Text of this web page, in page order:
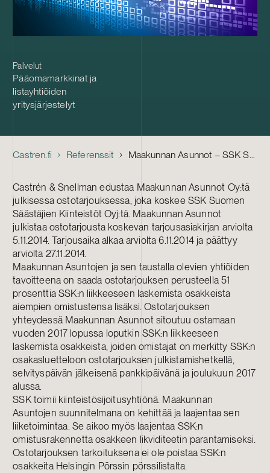
Palvelut
Pääomamarkkinat ja
listayhtiöiden
yritysjärjestelyt
Castren.fi Referenssit Maakunnan Asunnot – SSK Suomen Säästäjien Kiinteistöt Oyj:tä koskeva ostotarjous
Castrén & Snellman edustaa Maakunnan Asunnot Oy:tä
julkisessa ostotarjouksessa, joka koskee SSK Suomen
Säästäjien Kiinteistöt Oyj:tä. Maakunnan Asunnot
julkistaa ostotarjousta koskevan tarjousasiakirjan arviolta
5.11.2014. Tarjousaika alkaa arviolta 6.11.2014 ja päättyy
arviolta 27.11.2014.
Maakunnan Asuntojen ja sen taustalla olevien yhtiöiden
tavoitteena on saada ostotarjouksen perusteella 51
prosenttia SSK:n liikkeeseen laskemista osakkeista
aiempien omistustensa lisäksi. Ostotarjouksen
yhteydessä Maakunnan Asunnot sitoutuu ostamaan
vuoden 2017 lopussa loputkin SSK:n liikkeeseen
laskemista osakkeista, joiden omistajat on merkitty SSK:n
osakasluetteloon ostotarjouksen julkistamishetkellä,
selvityspäivän jälkeisenä pankkipäivänä ja joulukuun 2017
alussa.
SSK toimii kiinteistösijoitusyhtiönä. Maakunnan
Asuntojen suunnitelmana on kehittää ja laajentaa sen
liiketoimintaa. Se aikoo myös laajentaa SSK:n
omistusrakennetta osakkeen likviditeetin parantamiseksi.
Ostotarjouksen tarkoituksena ei ole poistaa SSK:n
osakkeita Helsingin Pörssin pörssilistalta.